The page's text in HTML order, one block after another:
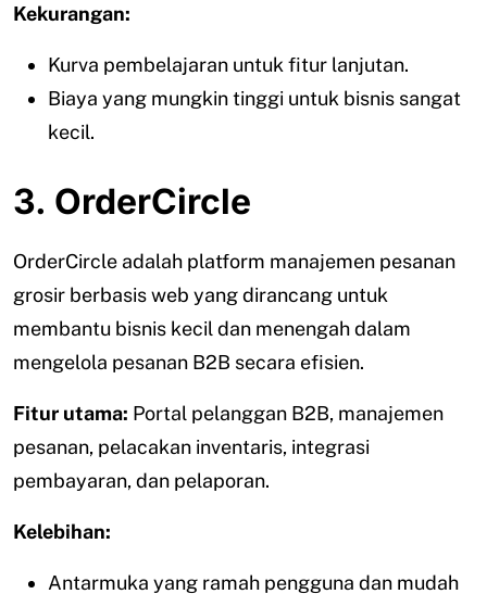
Kekurangan:
Kurva pembelajaran untuk fitur lanjutan.
Biaya yang mungkin tinggi untuk bisnis sangat
kecil.
3. OrderCircle
OrderCircle adalah platform manajemen pesanan
grosir berbasis web yang dirancang untuk
membantu bisnis kecil dan menengah dalam
mengelola pesanan B2B secara efisien.
Fitur utama: Portal pelanggan B2B, manajemen
pesanan, pelacakan inventaris, integrasi
pembayaran, dan pelaporan.
Kelebihan:
Antarmuka yang ramah pengguna dan mudah